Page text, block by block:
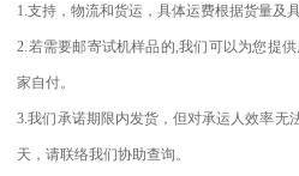
1.支持，物流和货运，具体运费根据货量及
2. 若需要邮寄试机样品的 我们可以为您提
家自付。
3.我们承诺期限内发货，但对承运人效率无
天，请联络我们协助查询。